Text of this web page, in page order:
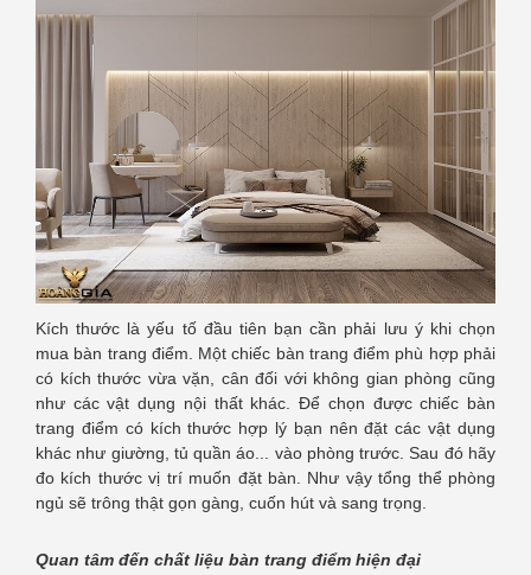
Kích thước là yếu tố đầu tiên bạn cần phải lưu ý khi chọn
mua bàn trang điểm. Một chiếc bàn trang điểm phù hợp phải
có kích thước vừa vặn, cân đối với không gian phòng cũng
như các vật dụng nội thất khác. Để chọn được chiếc bàn
trang điểm có kích thước hợp lý bạn nên đặt các vật dụng
khác như giường, tủ quần áo... vào phòng trước. Sau đó hãy
đo kích thước vị trí muốn đặt bàn. Như vậy tổng thể phòng
ngủ sẽ trông thật gọn gàng, cuốn hút và sang trọng.
Quan tâm đến chất liệu bàn trang điểm hiện đại